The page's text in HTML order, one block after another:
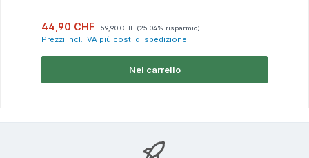
Prezzo di vendita:
44,90 CHF Prezzo normale:
59,90 CHF (25.04% risparmio)
Prezzi incl. IVA più costi di spedizione
Nel carrello